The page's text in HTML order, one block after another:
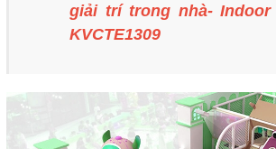
giải trí trong nhà- Indoor
KVCTE1309